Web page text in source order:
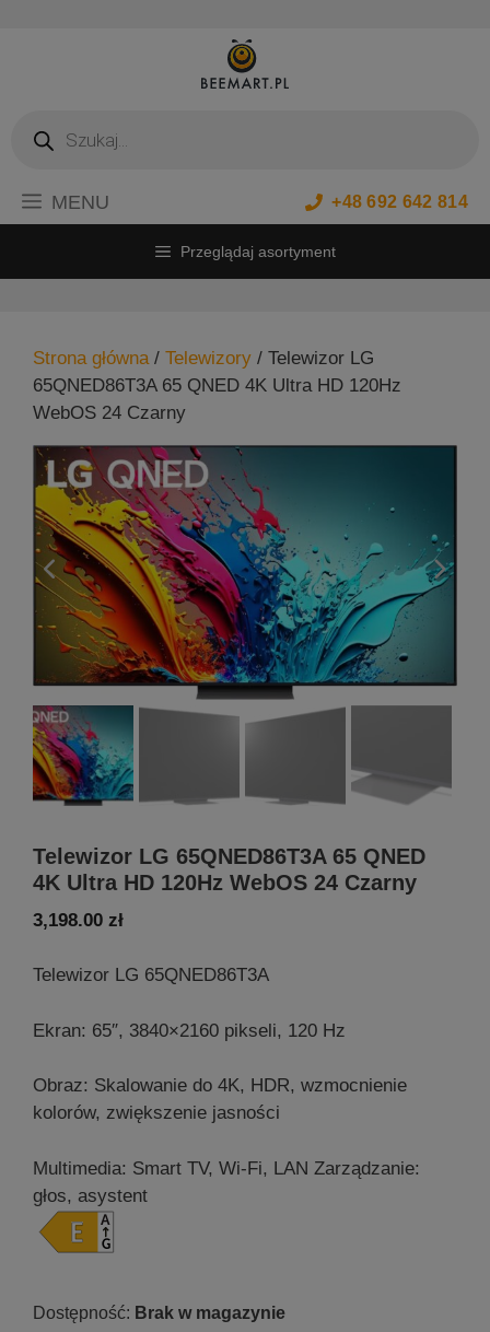
produktów
+48 692 642 814
MENU
Przeglądaj asortyment
Strona główna/ Telewizory / Telewizor LG
65QNED86T3A 65 QNED 4K Ultra HD 120Hz
WebOS 24 Czarny
Telewizor LG 65QNED86T3A 65 QNED
4K Ultra HD 120Hz WebOS 24 Czarny
3,198.00 zł
Telewizor LG 65QNED86T3A
Ekran: 65″, 3840×2160 pikseli, 120 Hz
Obraz: Skalowanie do 4K, HDR, wzmocnienie
kolorów, zwiększenie jasności
Multimedia: Smart TV, Wi-Fi, LAN Zarządzanie:
głos, asystent
Brak w magazynie